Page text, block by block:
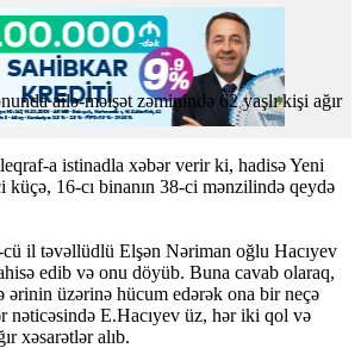
ailə-məişət zəminində 62 yaşlı kişi ağır
a istinadla xəbər verir ki, hadisə Yeni
küçə, 16-cı binanın 38-ci mənzilində qeydə
il təvəllüdlü Elşən Nəriman oğlu Hacıyev
edib və onu döyüb. Buna cavab olaraq,
ərinin üzərinə hücum edərək ona bir neçə
nəticəsində E.Hacıyev üz, hər iki qol və
xəsarətlər alıb.